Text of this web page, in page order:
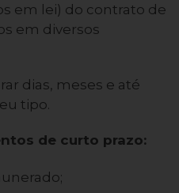
em lei) do contrato de
em diversos
dias, meses e até
tipo.
de curto prazo: